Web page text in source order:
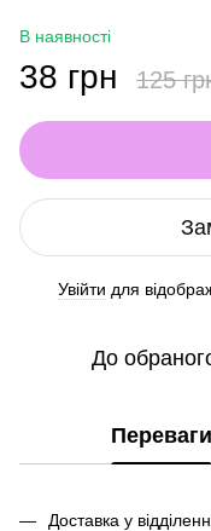
В наявності
38 грн 125
Увійти для
До
Переваги
Доставка у